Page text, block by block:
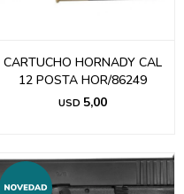
CARTUCHO HORNADY CAL
12 POSTA HOR/86249
USD 5,00